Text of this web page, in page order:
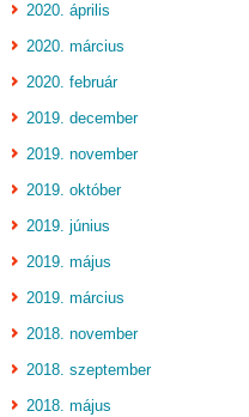
2020. április
2020. március
2020. február
2019. december
2019. november
2019. október
2019. június
2019. május
2019. március
2018. november
2018. szeptember
2018. május